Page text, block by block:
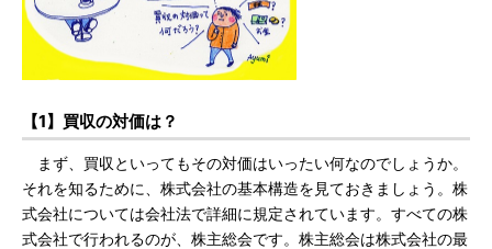
【1】買収の対価は？
まず、買収といってもその対価はいったい何なのでしょうか。
それを知るために、株式会社の基本構造を見ておきましょう。株
式会社については会社法で詳細に規定されています。すべての株
式会社で行われるのが、株主総会です。株主総会は株式会社の最